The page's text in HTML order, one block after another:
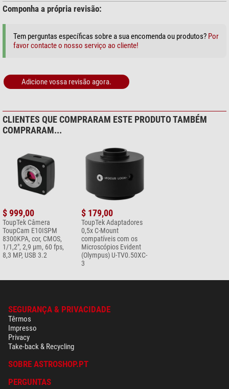
Componha a própria revisão:
Tem perguntas específicas sobre a sua encomenda ou produtos? Por
favor contacte o nosso serviço ao cliente!
Adicione vossa revisão agora.
CLIENTES QUE COMPRARAM ESTE PRODUTO TAMBÉM
COMPRARAM...
$ 999,00
ToupTek Câmera
ToupCam E10ISPM
8300KPA, cor, CMOS,
1/1,2", 2,9 µm, 60 fps,
8,3 MP, USB 3.2
$ 179,00
ToupTek Adaptadores
0,5x C-Mount
compatíveis com os
Microscópios Evident
(Olympus) U-TV0.50XC-
3
SEGURANÇA & PRIVACIDADE
Têrmos
Impresso
Privacy
Take-back & Recycling
SOBRE ASTROSHOP.PT
PERGUNTAS